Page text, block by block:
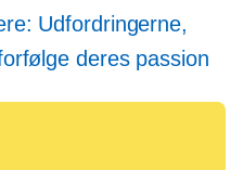
Udfordringerne,
deres passion